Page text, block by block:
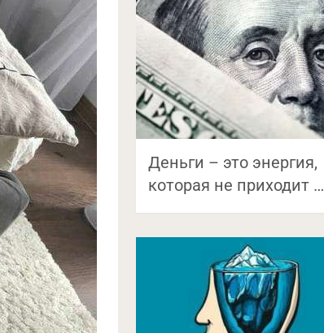
Деньги – это энергия,
которая не приходит …